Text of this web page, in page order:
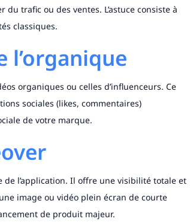
trafic ou des ventes. L’astuce consiste à
classiques.
l’organique
organiques ou celles d’influenceurs. Ce
sociales (likes, commentaires)
de votre marque.
de l’application. Il offre une visibilité totale et
image ou vidéo plein écran de courte
de produit majeur.